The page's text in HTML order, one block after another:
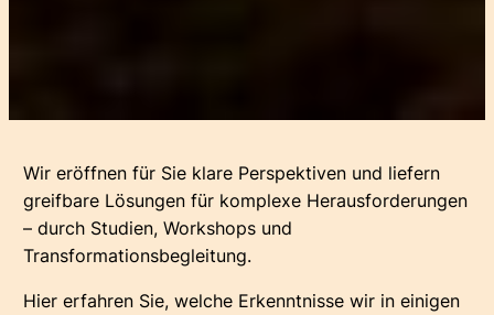
Wir eröffnen für Sie klare Perspektiven und liefern
greifbare Lösungen für komplexe Herausforderungen
– durch Studien, Workshops und
Transformationsbegleitung.
Hier erfahren Sie, welche Erkenntnisse wir in einigen